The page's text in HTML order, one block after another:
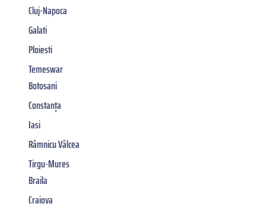
Cluj-Napoca
Galati
Ploiesti
Temeswar
Botosani
Constanța
Iasi
Râmnicu Vâlcea
Tirgu-Mures
Braila
Craiova